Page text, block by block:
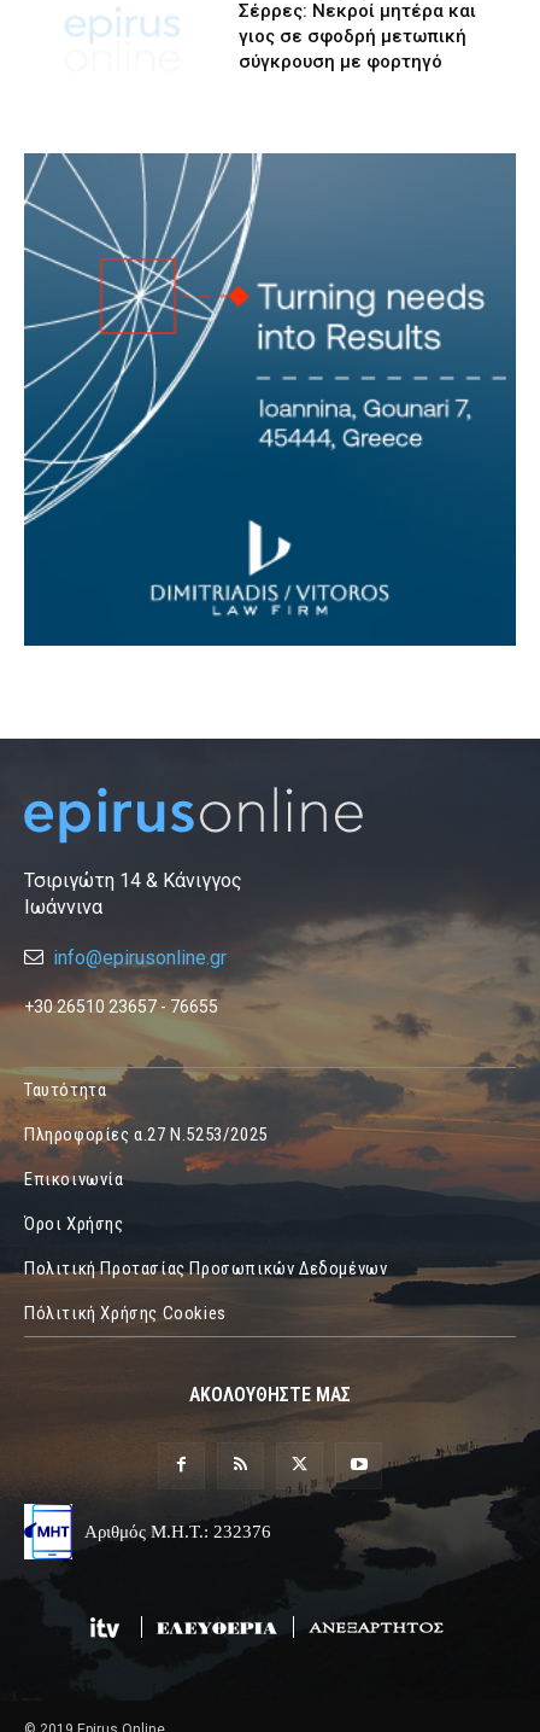
Σέρρες: Νεκροί μητέρα και
γιος σε σφοδρή μετωπική
σύγκρουση με φορτηγό
Τσιριγώτη 14 & Κάνιγγος
Ιωάννινα
info@epirusonline.gr
+30 26510 23657 - 76655
Ταυτότητα
Πληροφορίες α.27 Ν.5253/2025
Επικοινωνία
Όροι Χρήσης
Πολιτική Προτασίας Προσωπικών Δεδομένων
Πόλιτική Χρήσης Cookies
ΑΚΟΛΟΥΘΗΣΤΕ ΜΑΣ
Αριθμός Μ.Η.Τ.: 232376